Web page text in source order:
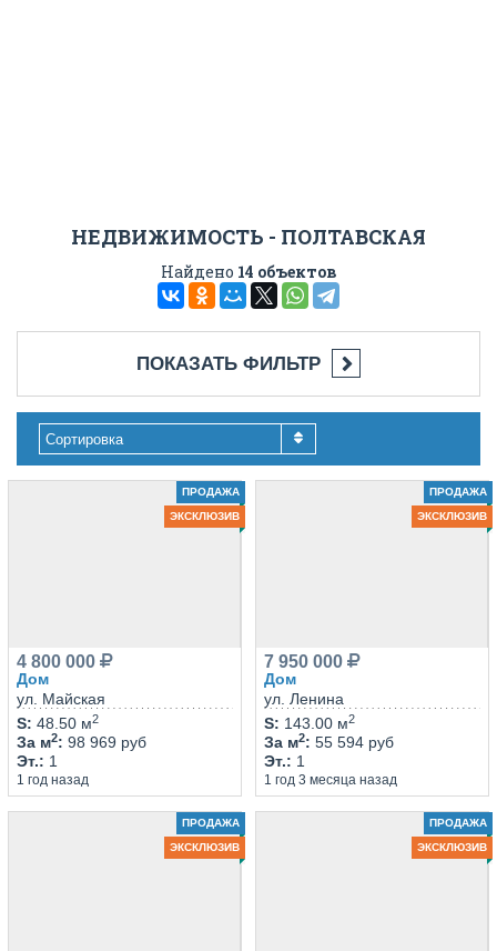
НЕДВИЖИМОСТЬ - ПОЛТАВСКАЯ
Найдено 14 объектов
ПОКАЗАТЬ ФИЛЬТР
Сортировка
ПРОДАЖА
ЭКСКЛЮЗИВ
Дом
ул. Майская
4 800 000
Эт.: 1
1 год назад
S: 48.50 м2
За м2: 98 969 руб
ПРОДАЖА
ЭКСКЛЮЗИВ
Дом
ул. Ленина
7 950 000
Эт.: 1
1 год 3 месяца назад
S: 143.00 м2
За м2: 55 594 руб
ПРОДАЖА
ЭКСКЛЮЗИВ
ПРОДАЖА
ЭКСКЛЮЗИВ